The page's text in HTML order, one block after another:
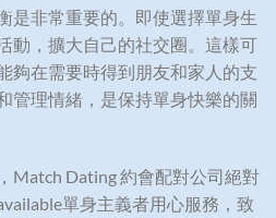
是非常重要的。即使選擇單身生
動，擴大自己的社交圈。這樣可
夠在需要時得到朋友和家人的支
管理情緒，是保持單身快樂的關
Match Dating 約會配對公司絕對
單身主義者用心服務，致